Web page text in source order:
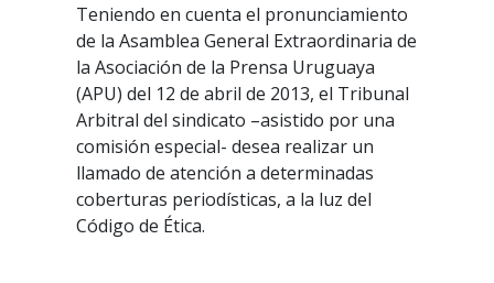
Teniendo en cuenta el pronunciamiento
de la Asamblea General Extraordinaria de
la Asociación de la Prensa Uruguaya
(APU) del 12 de abril de 2013, el Tribunal
Arbitral del sindicato –asistido por una
comisión especial- desea realizar un
llamado de atención a determinadas
coberturas periodísticas, a la luz del
Código de Ética.